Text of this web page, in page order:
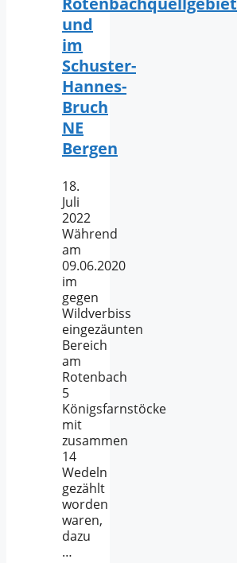
und
im
Schuster-
Hannes-
Bruch
NE
Bergen
18.
Juli
2022
Während
am
09.06.2020
im
gegen
Wildverbiss
eingezäunten
Bereich
am
Rotenbach
5
Königsfarnstöcke
mit
zusammen
14
Wedeln
gezählt
worden
waren,
dazu
…